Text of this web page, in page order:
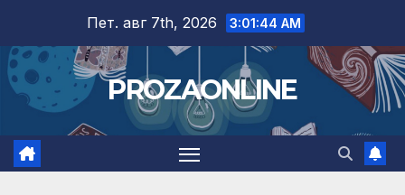
content
Пет. авг 7th, 2026 3:01:45 AM
PROZAONLINE